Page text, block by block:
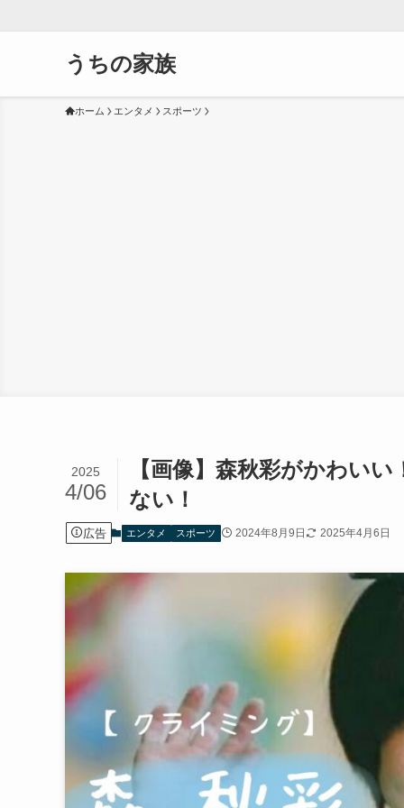
うちの家族
ホーム エンタメ スポーツ
【画像】森秋彩がかわい
ない！
2025
4/06
広告 エンタメ スポーツ 2024年8月9日 2025年4月6日